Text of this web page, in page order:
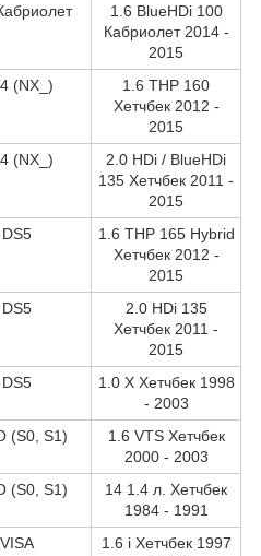
1.6 BlueHDi 100
Кабриолет 2014 -
2015
(NX_)
1.6 THP 160
Хетчбек 2012 -
2015
(NX_)
2.0 HDi / BlueHDi
135 Хетчбек 2011 -
2015
DS5
1.6 THP 165 Hybrid
Хетчбек 2012 -
2015
DS5
2.0 HDi 135
Хетчбек 2011 -
2015
DS5
1.0 X Хетчбек 1998
- 2003
(S0, S1)
1.6 VTS Хетчбек
2000 - 2003
(S0, S1)
14 1.4 л. Хетчбек
1984 - 1991
VISA
1.6 i Хетчбек 1997